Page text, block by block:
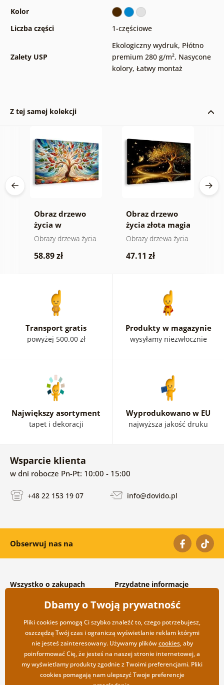
Kolor
Liczba części
1-częściowe
Zalety USP
Ekologiczny wydruk, Płótno
premium 280 g/m², Nasycone
kolory, Łatwy montaż
Z tej samej kolekcji
Obraz drzewo
życia w
kolorowym
Obrazy drzewa życia
58.89 zł
Obraz drzewo
życia złota magia
Obrazy drzewa życia
47.11 zł
Transport gratis
powyżej 500.00 zł
Produkty w magazynie
wysyłamy niezwłocznie
Największy asortyment
tapet i dekoracji
Wyprodukowano w EU
najwyższa jakość druku
Wsparcie klienta
w dni robocze Pn-Pt: 10:00 - 15:00
+48 22 153 19 07 info@dovido.pl
Obserwuj nas na
Wszystko o zakupach
Warunki handlowe i
reklamacyjne
Prywatność
Opcje wysyłki i płatności
Zwrot towarów
Przydatne informacje
Często zadawane pytania
Kontakt
Współpraca hurtowa
Dbamy o Twoją prywatność
Pliki cookies pomogą Ci szybko znaleźć to, czego potrzebujesz,
oszczędzą Twój czas i ograniczą wyświetlanie reklam którymi
nie jesteś zainteresowany. Używamy plikówcookies, aby
poinformować Cię, że jesteś na naszej stronie internetowej, a
my wyświetlamy produkty zgodnie z Twoimi preferencjami. Pliki
cookies pomagają nam ulepszyć Twoje preferencje